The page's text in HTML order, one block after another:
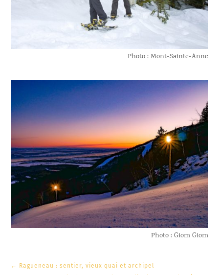
Photo : Mont-Sainte-Anne
Photo : Giom Giom
←
Ragueneau : sentier, vieux quai et archipel